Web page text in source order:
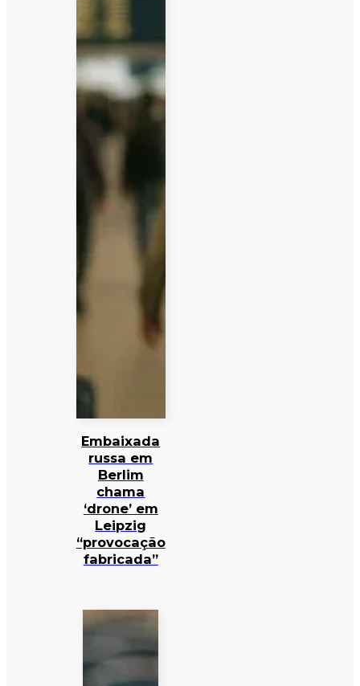
Embaixada
russa em
Berlim
chama
‘drone’ em
Leipzig
“provocação
fabricada”